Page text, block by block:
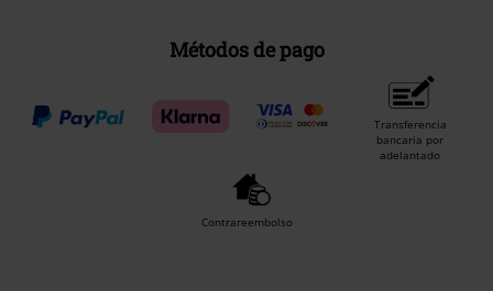
Métodos de pago
Transferencia
bancaria por
adelantado
Contrareembolso